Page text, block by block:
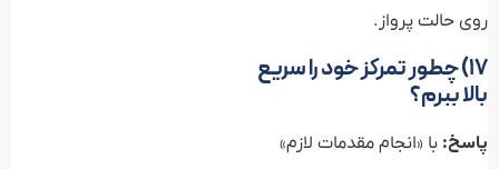
روی حالت پرواز.
۱۷) چطور تمرکز خود را سریع
بالا ببرم؟
پاسخ: با «انجام مقدمات لازم»